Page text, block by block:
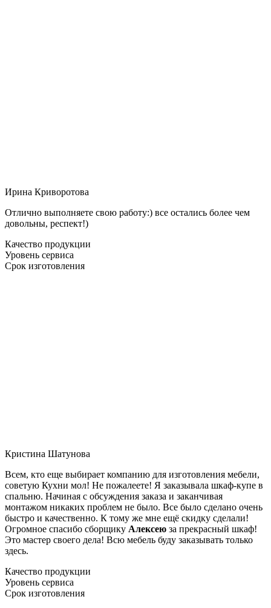
Ирина Криворотова
Отлично выполняете свою работу:) все остались более чем
довольны, респект!)
Качество продукции
Уровень сервиса
Срок изготовления
Кристина Шатунова
Всем, кто еще выбирает компанию для изготовления мебели,
советую Кухни мол! Не пожалеете! Я заказывала шкаф-купе в
спальню. Начиная с обсуждения заказа и заканчивая
монтажом никаких проблем не было. Все было сделано очень
быстро и качественно. К тому же мне ещё скидку сделали!
Огромное спасибо сборщику Алексею за прекрасный шкаф!
Это мастер своего дела! Всю мебель буду заказывать только
здесь.
Качество продукции
Уровень сервиса
Срок изготовления